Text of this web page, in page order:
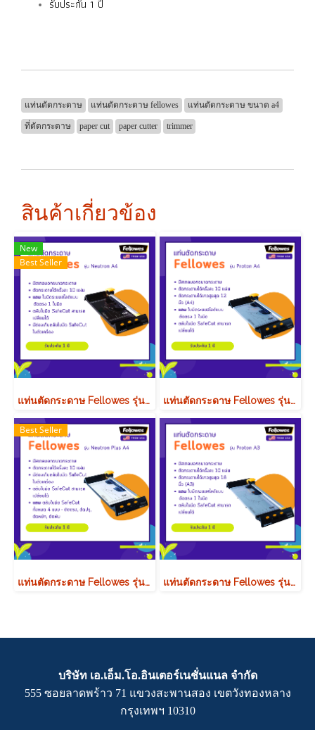
รับประกัน 1 ปี
แท่นตัดกระดาษ แท่นตัดกระดาษ fellowes แท่นตัดกระดาษ ขนาด a4
ที่ตัดกระดาษ paper cut paper cutter trimmer
สินค้าเกี่ยวข้อง
New
Best Seller
แท่นตัดกระดาษ Fellowes รุ่น Neutron A4 ( นิวตรอน เอ4 ) แท่นตัดกระดาษ Fellowes รุ่น Proton A4
Best Seller
แท่นตัดกระดาษ Fellowes รุ่น Neutron Plus A4 (นิวตรอน พลัส เอ4) แท่นตัดกระดาษ Fellowes รุ่น Proton A3
บริษัท เอ.เอ็ม.โอ.อินเตอร์เนชั่นแนล จำกัด
555 ซอยลาดพร้าว 71 แขวงสะพานสอง เขตวังทองหลาง
กรุงเทพฯ 10310